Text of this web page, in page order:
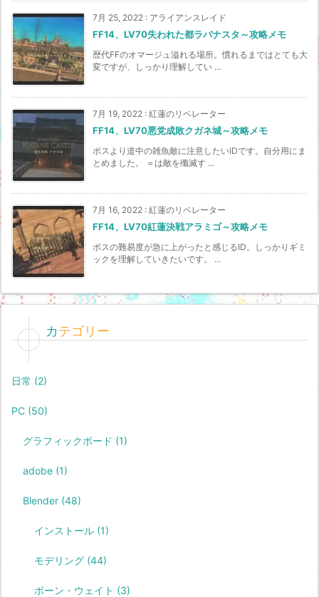
7月 25, 2022 : アライアンスレイド
FF14、LV70失われた都ラバナスタ～攻略メモ
歴代FFのオマージュ溢れる場所。慣れるまではとても大
変ですが、しっかり理解してい ...
7月 19, 2022 : 紅蓮のリベレーター
FF14、LV70悪党成敗クガネ城～攻略メモ
ボスより道中の雑魚敵に注意したいIDです。自分用にま
とめました。 ＝は敵を殲滅す ...
7月 16, 2022 : 紅蓮のリベレーター
FF14、LV70紅蓮決戦アラミゴ～攻略メモ
ボスの難易度が急に上がったと感じるID。しっかりギミ
ックを理解していきたいです。 ...
カテゴリー
日常 (2)
PC (50)
グラフィックボード (1)
adobe (1)
Blender (48)
インストール (1)
モデリング (44)
ボーン・ウェイト (3)